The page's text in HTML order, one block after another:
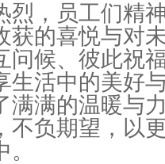
烈，员工们精
获的喜悦与对
问候、彼此祝
生活中的美好
满满的温暖与
不负期望，以